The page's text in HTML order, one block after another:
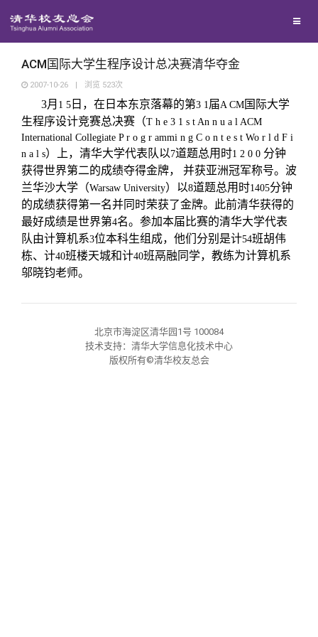
地区联络
年级联络
院系校友工作
专业委员会
兴趣群体
回馈母校
捐赠项目
捐赠新闻
捐赠纪事
捐赠方法
媒体平台
《清华校友通讯》
《水木清华》
我要订阅
百年清华
清华人物
清华故事
校友讲坛
校友服务
终身学习
实用信息
校友总会
总会章程
ACM国际大学生程序设计总决赛清华夺金
2007-10-26 | 浏览 523次
3月 1 5 日，在日本东京落幕的第3 1届A CM 国际大学
生程序设计竞赛总决赛（T h e 3 1 s t An n u a l ACM
International Collegiate P r o g r ammi n g C o n t e s t Wo r l d F i
n a l s）上，清华大学代表队以7道题总用时1 2 0 0 分钟
获得世界第二的成绩夺得金牌， 并获亚洲冠军称号。波
兰华沙大学（Warsaw University）以8道题总用时1405分钟
的成绩获得第一名并同时荣获了金牌。此前清华获得的
最好成绩是世界第4名。参加本届比赛的清华大学代表
队由计算机系3位本科生组成，他们分别是计54班胡伟
栋、计40班楼天城和计40班鬲融同学，教练为计算机系
邬晓钧老师。
北京市海淀区清华园1号 100084
技术支持：清华大学信息化技术中心
版权所有©清华校友总会